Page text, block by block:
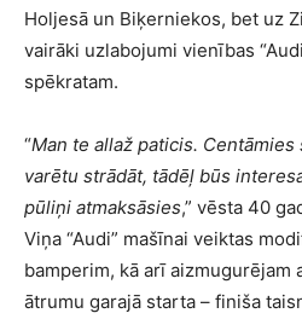
Holjesā un Biķerniekos, bet uz
vairāki uzlabojumi vienības
spēkratam.
“Man te allaž paticis.
varētu strādāt, tādēļ būs
pūliņi atmaksāsies,” vēsta 40
Viņa “Audi” mašīnai veiktas
bamperim, kā arī aizmugurējam
ātrumu garajā starta – finiša